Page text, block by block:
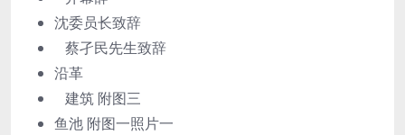
沈委员长致辞
蔡孑民先生致辞
沿革
建筑 附图三
鱼池 附图一照片一